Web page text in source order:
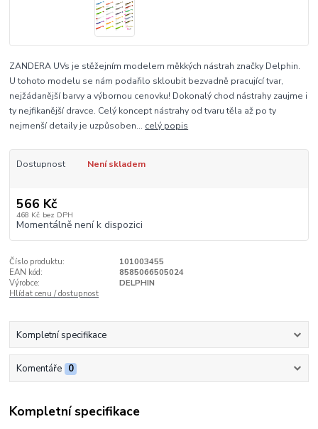
ZANDERA UVs je stěžejním modelem měkkých nástrah značky Delphin.
U tohoto modelu se nám podařilo skloubit bezvadně pracující tvar,
nejžádanější barvy a výbornou cenovku! Dokonalý chod nástrahy zaujme i
ty nejfikanější dravce. Celý koncept nástrahy od tvaru těla až po ty
nejmenší detaily je uzpůsoben... celý popis
Dostupnost Není skladem
566 Kč
468 Kč bez DPH
Momentálně není k dispozici
Číslo produktu:
101003455
EAN kód:
8585066505024
Výrobce:
DELPHIN
Hlídat cenu / dostupnost
Kompletní specifikace
Komentáře 0
Kompletní specifikace